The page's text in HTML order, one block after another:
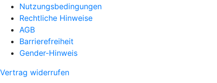
Nutzungsbedingungen
Rechtliche Hinweise
AGB
Barrierefreiheit
Gender-Hinweis
Vertrag widerrufen